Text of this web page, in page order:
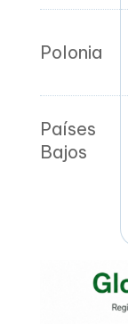
Polonia
Países
Bajos